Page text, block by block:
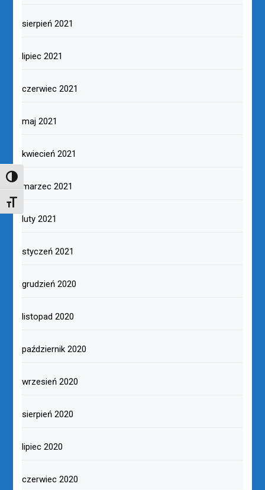
TOGGLE HIGH CONTRAST
TOGGLE FONT SIZE
sierpień 2021
lipiec 2021
czerwiec 2021
maj 2021
kwiecień 2021
marzec 2021
luty 2021
styczeń 2021
grudzień 2020
listopad 2020
październik 2020
wrzesień 2020
sierpień 2020
lipiec 2020
czerwiec 2020